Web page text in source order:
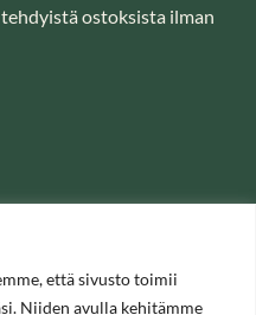
että sivusto toimii
Niiden avulla kehitämme
ostoksista ilman